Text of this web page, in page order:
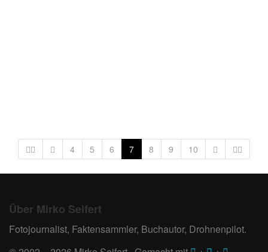
4 5 6 7 8 9 10
Über Mirko Seifert
Fotojournalist, Faktensammler, Buchautor, Drohnenpilot.